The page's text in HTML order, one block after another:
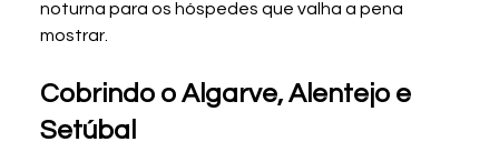
noturna para os hóspedes que valha a pena
mostrar.
Cobrindo o Algarve, Alentejo e
Setúbal